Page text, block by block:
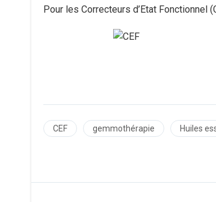
Pour les Correcteurs d’Etat Fonctionnel
CEF gemmothérapie Huiles